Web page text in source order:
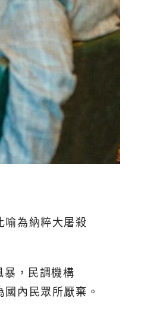
喻為納粹大屠殺
暴，民調機構
內民眾所厭棄。